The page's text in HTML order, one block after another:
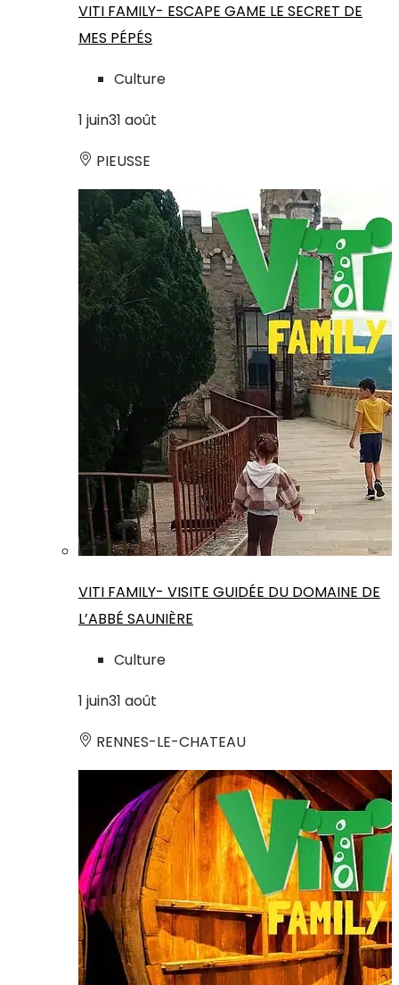
VITI FAMILY- ESCAPE GAME LE SECRET DE
MES PÉPÉS
Culture
1 juin31 août
PIEUSSE
VITI FAMILY- VISITE GUIDÉE DU DOMAINE DE
L’ABBÉ SAUNIÈRE
Culture
1 juin31 août
RENNES-LE-CHATEAU